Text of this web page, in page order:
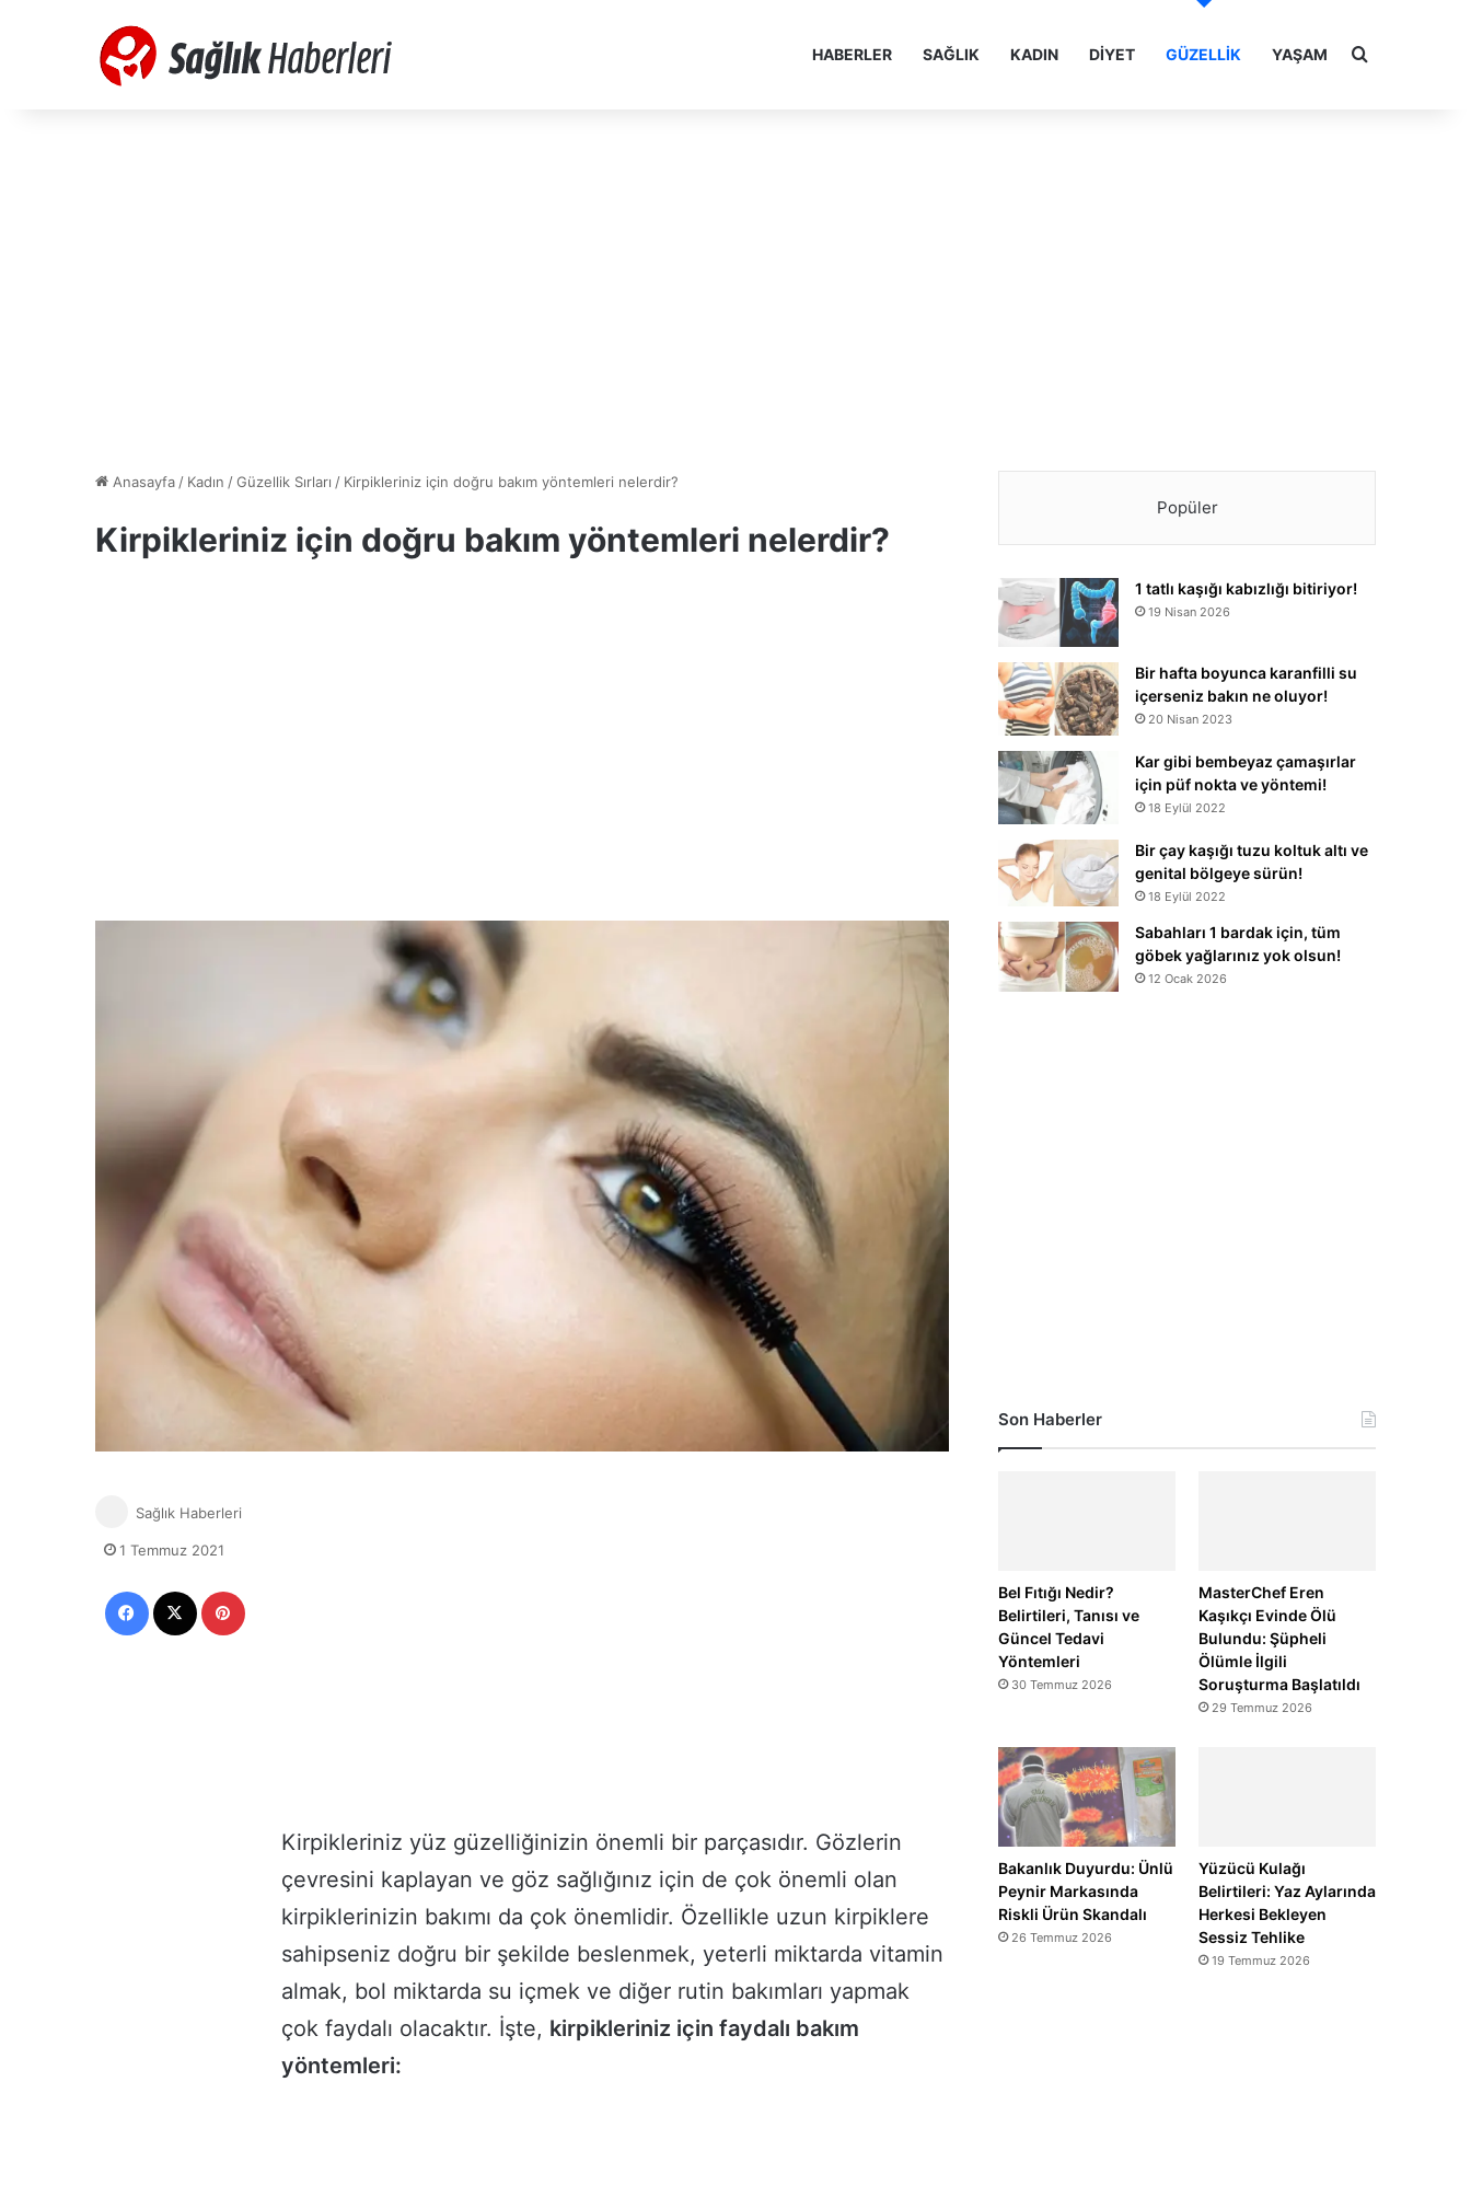
HABERLER SAĞLIK KADIN DIYET GÜZELLIK YAŞAM Arama yap
Anasayfa / Kadın /Güzellik Sırları / Kirpikleriniz için doğru bakım yöntemleri nelerdir?
Kirpikleriniz için doğru bakım yöntemleri nelerdir?
Kirpikleriniz yüz güzelliğinizin önemli bir parçasıdır. Gözlerin
çevresini kaplayan ve göz sağlığınız için de çok önemli olan
kirpiklerinizin bakımı da çok önemlidir. Özellikle uzun kirpiklere
sahipseniz doğru bir şekilde beslenmek, yeterli miktarda vitamin
almak, bol miktarda su içmek ve diğer rutin bakımları yapmak
çok faydalı olacaktır. İşte, kirpikleriniz için faydalı bakım
yöntemleri:
Sağlık Haberleri
1 Temmuz 2021
Popüler
1 tatlı kaşığı kabızlığı bitiriyor!
19 Nisan 2026
Bir hafta boyunca karanfilli su
içerseniz bakın ne oluyor!
20 Nisan 2023
Kar gibi bembeyaz çamaşırlar
için püf nokta ve yöntemi!
18 Eylül 2022
Bir çay kaşığı tuzu koltuk altı ve
genital bölgeye sürün!
18 Eylül 2022
Sabahları 1 bardak için, tüm
göbek yağlarınız yok olsun!
12 Ocak 2026
Son Haberler
Bel Fıtığı Nedir?
Belirtileri, Tanısı ve
Güncel Tedavi
Yöntemleri
30 Temmuz 2026
MasterChef Eren
Kaşıkçı Evinde Ölü
Bulundu: Şüpheli
Ölümle İlgili
Soruşturma Başlatıldı
29 Temmuz 2026
Bakanlık Duyurdu: Ünlü
Peynir Markasında
Riskli Ürün Skandalı
26 Temmuz 2026
Yüzücü Kulağı
Belirtileri: Yaz Aylarında
Herkesi Bekleyen
Sessiz Tehlike
19 Temmuz 2026